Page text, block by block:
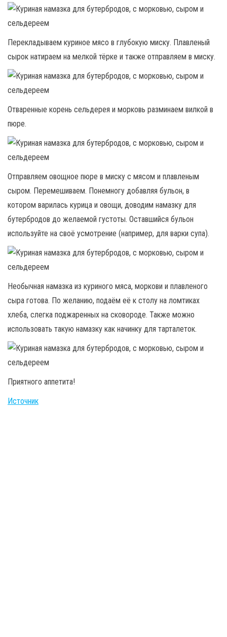
Перекладываем куриное мясо в глубокую миску. Плавленый
сырок натираем на мелкой тёрке и также отправляем в миску.
Отваренные корень сельдерея и морковь разминаем вилкой в
пюре.
Отправляем овощное пюре в миску с мясом и плавленым
сыром. Перемешиваем. Понемногу добавляя бульон, в
котором варилась курица и овощи, доводим намазку для
бутербродов до желаемой густоты. Оставшийся бульон
используйте на своё усмотрение (например, для варки супа).
Необычная намазка из куриного мяса, моркови и плавленого
сыра готова. По желанию, подаём её к столу на ломтиках
хлеба, слегка поджаренных на сковороде. Также можно
использовать такую намазку как начинку для тарталеток.
Приятного аппетита!
Источник